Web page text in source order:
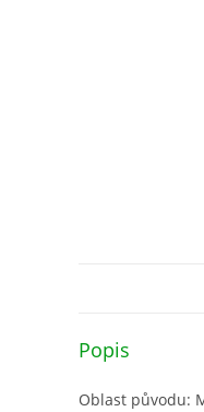
Popis
Oblast původu: